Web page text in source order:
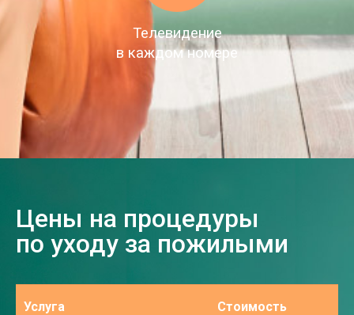
Телевидение
в каждом номере
Цены на процедуры
по уходу за пожилыми
Услуга Стоимость